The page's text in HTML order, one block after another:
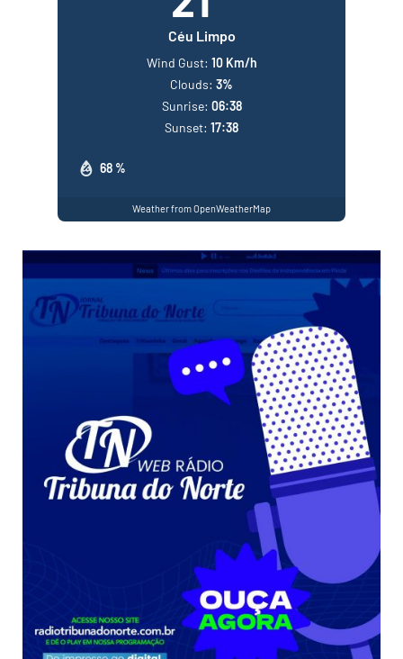
Céu Limpo
68 %
Wind Gust: 10 Km/h
Clouds: 3%
Sunrise: 06:38
Sunset: 17:38
Weather from OpenWeatherMap